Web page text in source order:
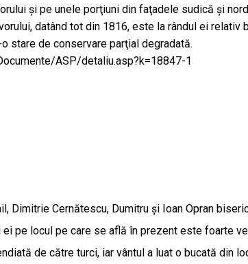
şi pe unele porţiuni din faţadele sudică şi
datând tot din 1816, este la rândul ei
stare de conservare parţial degradată.
ASP/detaliu.asp?k=18847-1
Dimitrie Cernătescu, Dumitru şi Ioan Opran
pe locul pe care se află în prezent este foarte
de către turci, iar vântul a luat o bucată